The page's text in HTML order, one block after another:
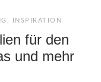
INSPIRATION
für den
und mehr